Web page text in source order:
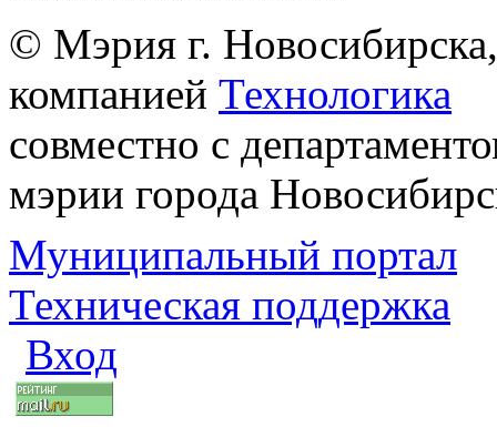
© Мэрия г.
компанией Технологика
совместно с
мэрии города
Муниципальный портал
Техническая поддержка
Вход